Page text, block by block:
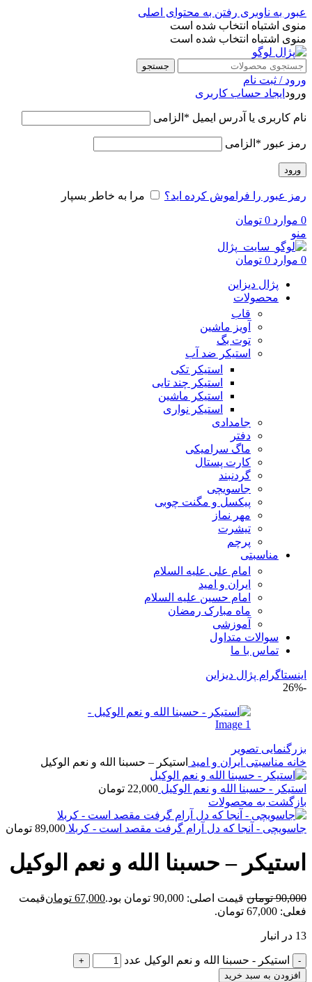
عبور به ناوبری رفتن به محتوای اصلی
منوی اشتباه انتخاب شده است
منوی اشتباه انتخاب شده است
جستجو
ورود / ثبت نام
ورود ایجاد حساب کاربری
نام کاربری یا آدرس ایمیل * الزامی
رمز عبور * الزامی
ورود
رمز عبور را فراموش کرده اید؟ مرا به خاطر بسپار
0 موارد 0 تومان
منو
0 موارد 0 تومان
پژال دیزاین
محصولات
قاب
آویز ماشین
توت بگ
استیکر ضد آب
استیکر تکی
استیکر چند تایی
استیکر ماشین
استیکر نواری
جامدادی
دفتر
ماگ سرامیکی
کارت پستال
گردنبند
جاسویچی
پیکسل و مگنت چوبی
مهر نماز
تیشرت
پرچم
مناسبتی
امام علی علیه السلام
ایران و امید
امام حسین علیه السلام
ماه مبارک رمضان
آموزشی
سوالات متداول
تماس با ما
اینستاگرام پژال دیزاین
-26%
بزرگنمایی تصویر
خانه مناسبتی ایران و امید استیکر – حسبنا الله و نعم الوکیل
استیکر - حسبنا الله و نعم الوکیل 22,000 تومان
بازگشت به محصولات
جاسویچی - آنجا که دل آرام گرفت مقصد است - کربلا 89,000 تومان
استیکر – حسبنا الله و نعم الوکیل
90,000 تومان قیمت اصلی: 90,000 تومان بود. 67,000 تومانقیمت
فعلی: 67,000 تومان.
13 در انبار
استیکر - حسبنا الله و نعم الوکیل عدد
افزودن به سبد خرید